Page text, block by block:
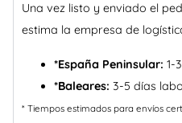
Una vez listo y enviado el
estima la empresa de
*España Peninsular: 1-
*Baleares: 3-5 días
* Tiempos estimados para envíos